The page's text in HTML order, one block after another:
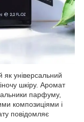
універсальний
шкіру. Аромат
парфуму,
композиціями і
повідомляє